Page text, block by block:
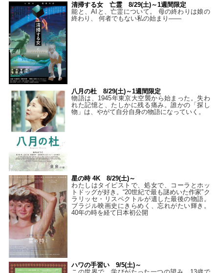
清掃する女 亡霊 8/29(土)～1週間限定
能と、AIと、亡霊について。 母の終わりは娘の
終わり、 何者でもない私の始まり――
八月の杜 8/29(土)～1週間限定
物語は、1945年東京大空襲から始まった。失わ
れた記憶と、たしかに残る痛み。誰かの「探し
物」は、やがて自分自身の物語になっていく。
星の時 4K 8/29(土)～
わたしはタイピストで、処⼥で、コーラとホッ
トドッグが好き。“20世紀で最も謎めいた作家”ク
ラリッセ・リスペクトルが遺した最後の物語。
ブラジル映画史にきらめく、忘れがたい輝き。
40年の時を経て⽇本初公開
ハワの手習い 9/5(土)～